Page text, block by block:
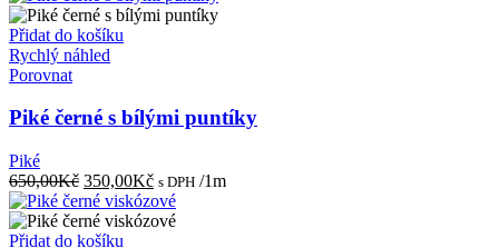
Přidat do košíku
Rychlý náhled
Porovnat
Piké černé s bílými puntíky
Piké
650,00Kč Původní
cena
byla:
650,00Kč.
350,00KčAktuální
cena
je:
s DPH /1m
Přidat do košíku